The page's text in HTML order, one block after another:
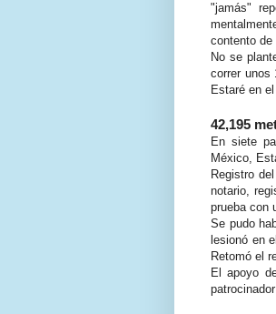
"jamás"
contento de
No se
correr unos
Estaré en
42,195
En siete
México,
Registro
notario,
prueba con
Se pudo
lesionó en
Retomó el
El apoyo